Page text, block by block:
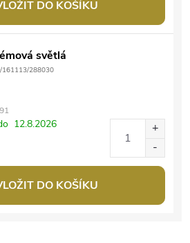
DO KOŠÍKU
světlá
288030
12.8.2026
DO KOŠÍKU